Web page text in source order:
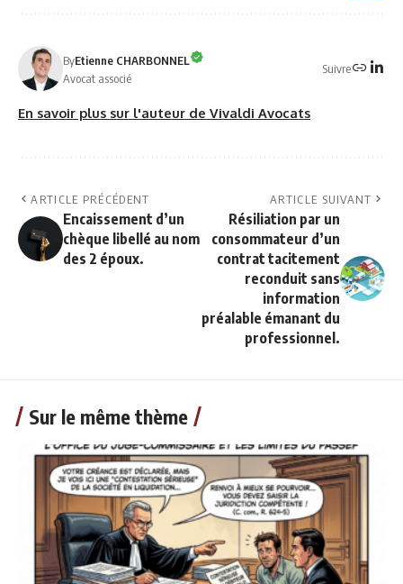
ByEtienne CHARBONNEL
Avocat associé
Suivre
En savoir plus sur l'auteur de Vivaldi Avocats
ARTICLE PRÉCÉDENT
Encaissement d’un
chèque libellé au nom
des 2 époux.
ARTICLE SUIVANT
Résiliation par un
consommateur d’un
contrat tacitement
reconduit sans
information
préalable émanant du
professionnel.
Sur le même thème